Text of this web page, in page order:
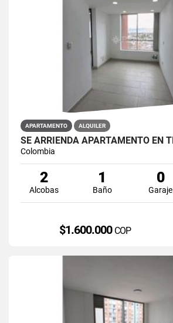
APARTAMENTO ALQUILER
Colombia
2
Alcobas
1
Baño
0
Garaje
$1.600.000 COP